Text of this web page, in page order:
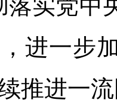
落实党中
进一步
推进一